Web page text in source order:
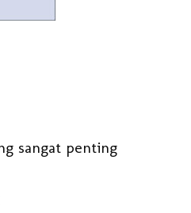
sangat penting